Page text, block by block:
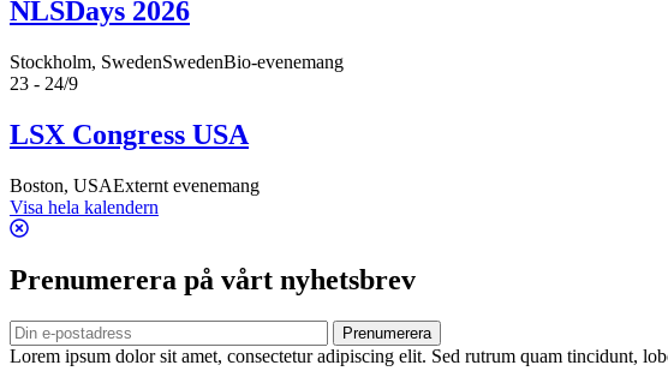
NLSDays 2026
Stockholm, SwedenSwedenBio-evenemang
23 - 24/9
LSX Congress USA
Boston, USAExternt evenemang
Visa hela kalendern
Prenumerera på vårt nyhetsbrev
Prenumerera
Lorem ipsum dolor sit amet, consectetur adipiscing elit. Sed rutrum quam tincidunt,